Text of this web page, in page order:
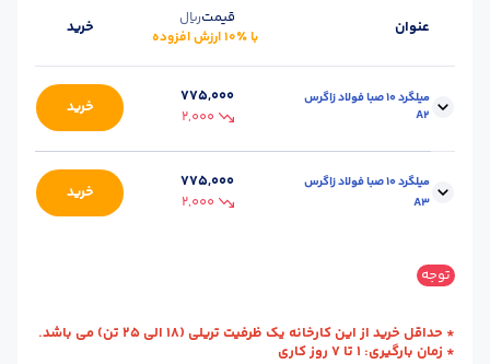
عنوان قیمتریال
با ٪۱۰ ارزش افزوده
خرید
میلگرد 10 صبا فولاد زاگرس
A2
775,000
2,000
خرید
سایز :10 محل تحویل :
کارخانه - شهرکرد
7.50
واحد :
میلگرد 10 صبا فولاد زاگرس
A3
775,000
2,000
خرید
سایز :
واحد : کیلوگرم محل تحویل : کارخانه - شهرکرد
توجه
* حداقل خرید از این کارخانه یک ظرفیت تریلی (18 الی 25 تن) می باشد.
* زمان بارگیری: 1 تا 7 روز کاری